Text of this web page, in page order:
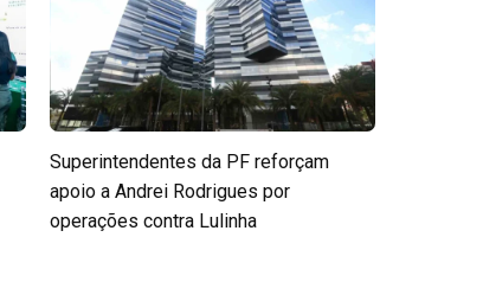
Superintendentes da PF reforçam
apoio a Andrei Rodrigues por
operações contra Lulinha